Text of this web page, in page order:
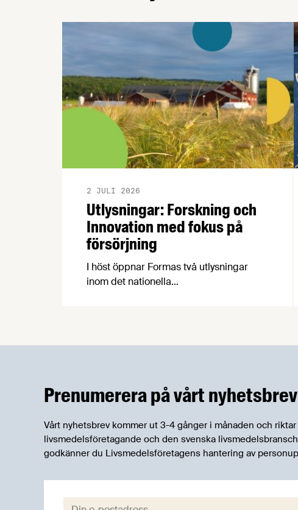
Utlysningar: Forskning och
Innovation med fokus på
försörjning
2 JULI 2026
I höst öppnar Formas två utlysningar
inom det nationella
innovationer som stärker Sveriges
livsmedelsförsörjning.
Prenumerera på vårt nyhetsbrev
Vårt nyhetsbrev kommer ut 3-4 gånger i månaden och
livsmedelsföretagande och den svenska
godkänner du Livsmedelsföretagens hantering av
E-post: